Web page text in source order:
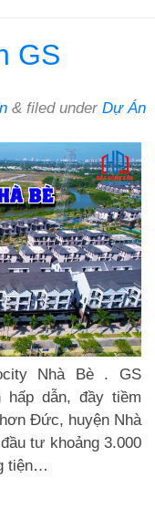
GS
& filed under Dự Án
Nhà Bè . GS
hấp dẫn, đầy tiềm
Đức, huyện Nhà
tư khoảng 3.000
tiện…